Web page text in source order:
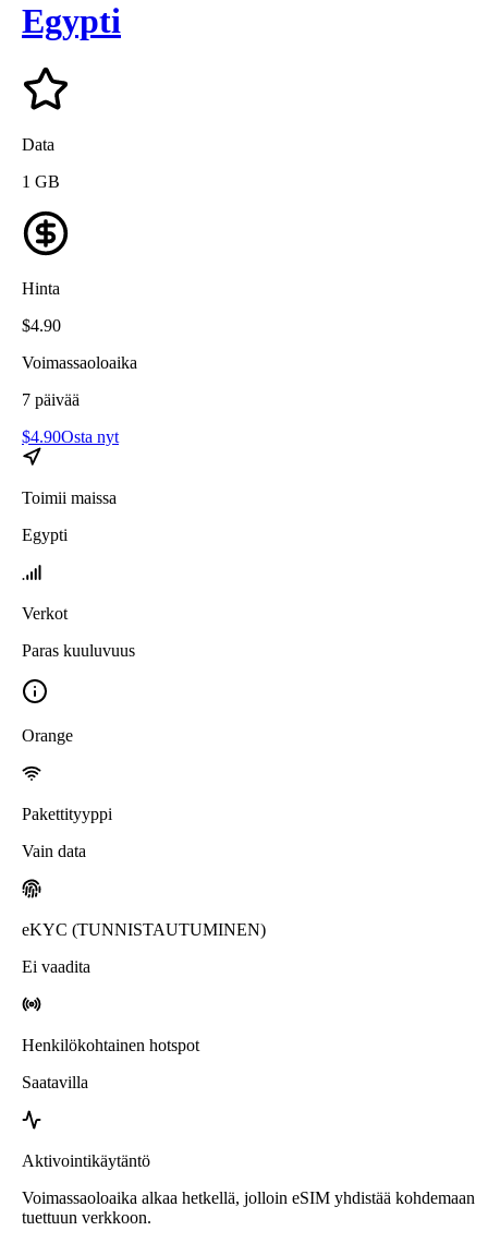
Egypti
Data
1 GB
Hinta
$4.90
Voimassaoloaika
7 päivää
$4.90Osta nyt
Toimii maissa
Egypti
Verkot
Paras kuuluvuus
Orange
Pakettityyppi
Vain data
eKYC (TUNNISTAUTUMINEN)
Ei vaadita
Henkilökohtainen hotspot
Saatavilla
Aktivointikäytäntö
Voimassaoloaika alkaa hetkellä, jolloin eSIM yhdistää kohdemaan
tuettuun verkkoon.